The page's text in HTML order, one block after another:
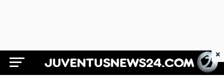
Juventus News 24
×